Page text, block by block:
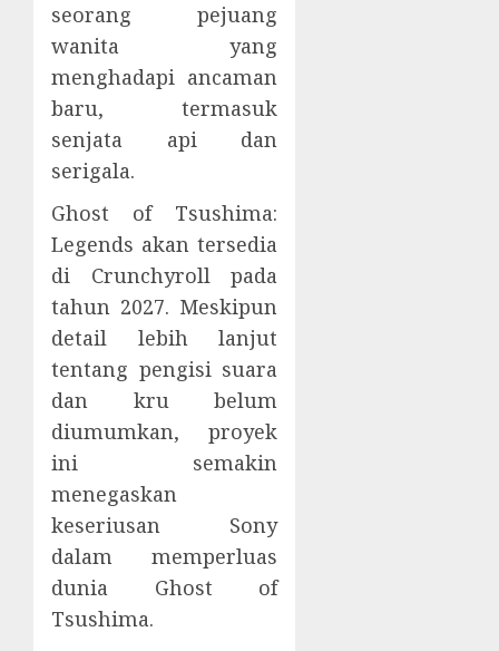
seorang pejuang
wanita yang
menghadapi ancaman
baru, termasuk
senjata api dan
serigala.
Ghost of Tsushima:
Legends akan tersedia
di Crunchyroll pada
tahun 2027. Meskipun
detail lebih lanjut
tentang pengisi suara
dan kru belum
diumumkan, proyek
ini semakin
menegaskan
keseriusan Sony
dalam memperluas
dunia Ghost of
Tsushima.